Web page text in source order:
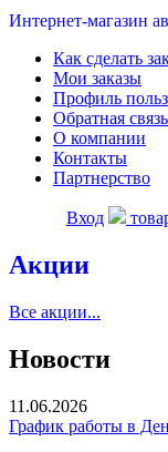
Интернет-магазин
Как сделать
Мои заказы
Профиль
Обратная связь
О компании
Контакты
Партнерство
Вход
Акции
Все акции...
Новости
11.06.2026
График работы в